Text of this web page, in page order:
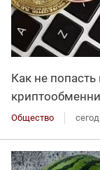
Как не
Общество